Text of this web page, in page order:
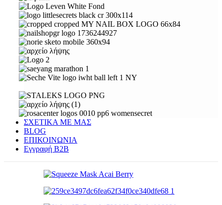
ΣΧΕΤΙΚΑ ΜΕ ΜΑΣ
BLOG
ΕΠΙΚΟΙΝΩΝΙΑ
Εγγραφή Β2Β